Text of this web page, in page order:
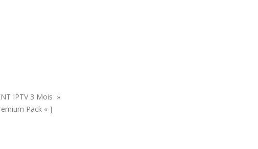
IPTV 3 Mois »
Pack « ]